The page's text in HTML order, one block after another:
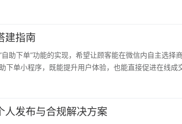
建指南
助下单”功能的实现，希望让顾客能在微信内自主选择
单小程序，既能提升用户体验，也能直接促进在线成
人发布与合规解决方案